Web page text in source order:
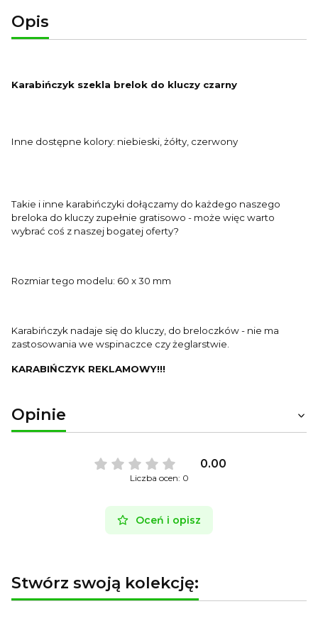
Opis
Karabińczyk szekla brelok do kluczy czarny
Inne dostępne kolory: niebieski, żółty, czerwony
Takie i inne karabińczyki dołączamy do każdego naszego
breloka do kluczy zupełnie gratisowo - może więc warto
wybrać coś z naszej bogatej oferty?
Rozmiar tego modelu: 60 x 30 mm
Karabińczyk nadaje się do kluczy, do breloczków - nie ma
zastosowania we wspinaczce czy żeglarstwie.
KARABIŃCZYK REKLAMOWY!!!
Opinie
0.00
Liczba ocen: 0
Oceń i opisz
Stwórz swoją kolekcję: